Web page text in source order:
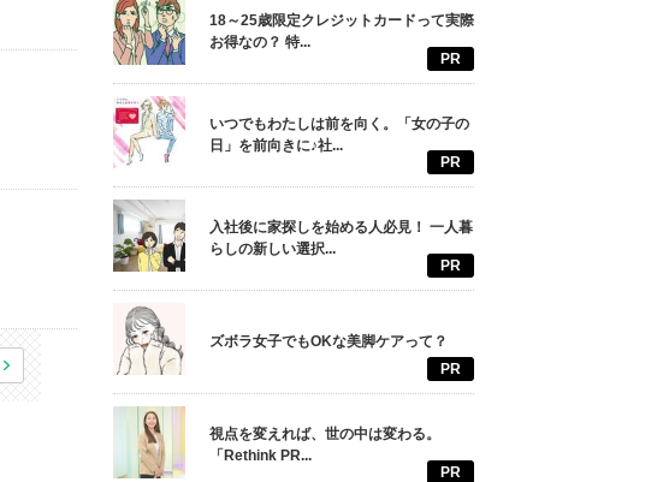
18～25歳限定クレジットカードって実際
お得なの？ 特...
PR
いつでもわたしは前を向く。「女の子の
日」を前向きに♪社...
PR
入社後に家探しを始める人必見！ 一人暮
らしの新しい選択...
PR
ズボラ女子でもOKな美脚ケアって？
PR
視点を変えれば、世の中は変わる。
「Rethink PR...
PR